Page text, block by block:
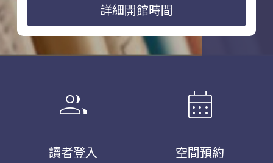
詳細開館時間
group
讀者登入
calendar_month
空間預約